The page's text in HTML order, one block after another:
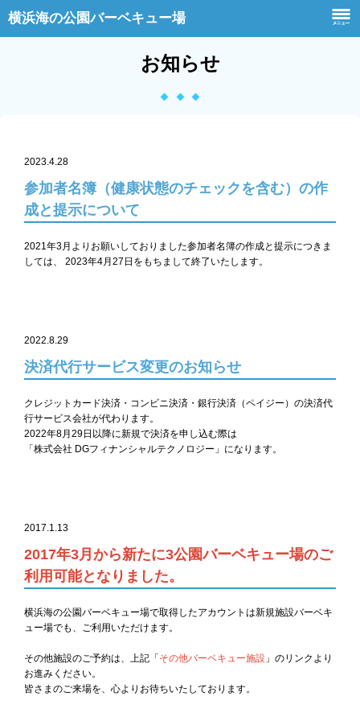
横浜海の公園バーベキュー場
お知らせ
2023.4.28
参加者名簿（健康状態のチェックを含む）の作
成と提示について
2021年3月よりお願いしておりました参加者名簿の作成と提示につきま
しては、
2023年4月27日をもちまして終了いたします。
2022.8.29
決済代行サービス変更のお知らせ
クレジットカード決済・コンビニ決済・銀行決済（ペイジー）の決済代
行サービス会社が代わります。
2022年8月29日以降に新規で決済を申し込む際は
「株式会社 DGフィナンシャルテクノロジー」 になります。
2017.1.13
2017年3月から新たに3公園バーベキュー場のご
利用可能となりました。
横浜海の公園バーベキュー場で取得したアカウントは新規施設バーベキ
ュー場でも、ご利用いただけます。
その他施設のご予約は、上記「 その他バーベキュー施設 」のリンクより
お進みください。
皆さまのご来場を、心よりお待ちいたしております。